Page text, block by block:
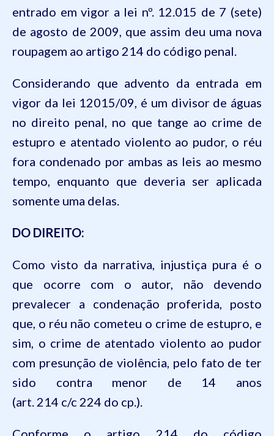
entrado em vigor a lei nº. 12.015 de 7 (sete)
de agosto de 2009, que assim deu uma nova
roupagem ao artigo 214 do código penal.
Considerando que advento da entrada em
vigor da lei 12015/09, é um divisor de águas
no direito penal, no que tange ao crime de
estupro e atentado violento ao pudor, o réu
fora condenado por ambas as leis ao mesmo
tempo, enquanto que deveria ser aplicada
somente uma delas.
DO DIREITO:
Como visto da narrativa, injustiça pura é o
que ocorre com o autor, não devendo
prevalecer a condenação proferida, posto
que, o réu não cometeu o crime de estupro, e
sim, o crime de atentado violento ao pudor
com presunção de violência, pelo fato de ter
sido contra menor de 14 anos
(art. 214 c/c 224 do cp.).